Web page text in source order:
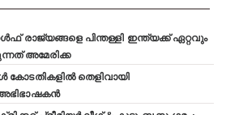
രാജ്യങ്ങളെ പിന്തള്ളി ഇന്ത്യക്ക് ഏറ്റവും
അമേരിക്ക
തെളിവായി
അഭിഭാഷകൻ